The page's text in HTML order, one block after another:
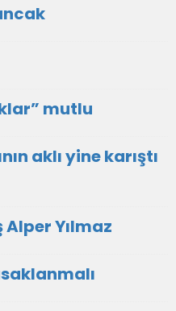
mutlu
aklı yine karıştı
Alper Yılmaz